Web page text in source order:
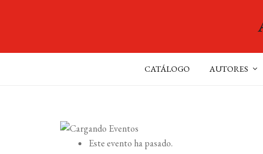
CATÁLOGO AUTORES
Este evento ha pasado.